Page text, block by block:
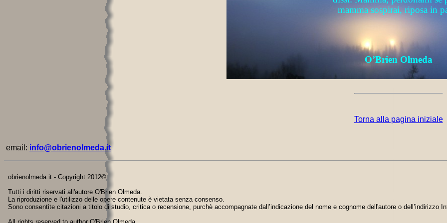
mamma sospirai, riposa in
O’Brien Olmeda
Torna alla pagina iniziale
email: info@obrienolmeda.it